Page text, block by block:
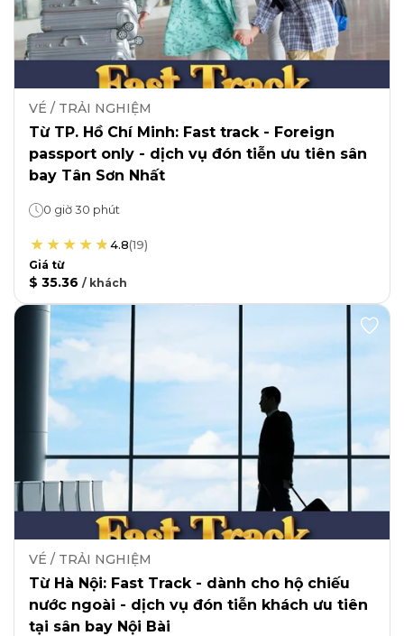
VÉ / TRẢI NGHIỆM
Từ TP. Hồ Chí Minh: Fast track - Foreign
passport only - dịch vụ đón tiễn ưu tiên sân
bay Tân Sơn Nhất
0 giờ 30 phút
4.8(19)
Giá từ
$ 35.36 / khách
VÉ / TRẢI NGHIỆM
Từ Hà Nội: Fast Track - dành cho hộ chiếu
nước ngoài - dịch vụ đón tiễn khách ưu tiên
tại sân bay Nội Bài